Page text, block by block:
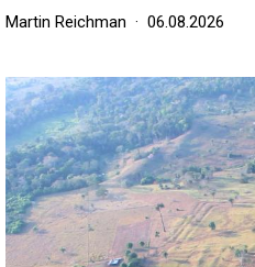
Martin Reichman 06.08.2026
Image